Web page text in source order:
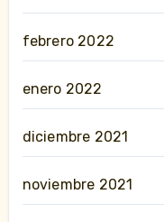
febrero 2022
enero 2022
diciembre 2021
noviembre 2021